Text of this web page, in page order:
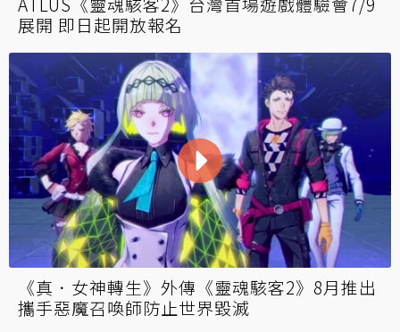
展開 即日起開放報名
《真．女神轉生》外傳《靈魂駭客2》8月推出
攜手惡魔召喚師防止世界毀滅